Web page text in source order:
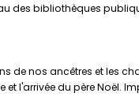
des bibliothèques
de nos ancêtres et les
l'arrivée du père Noël.